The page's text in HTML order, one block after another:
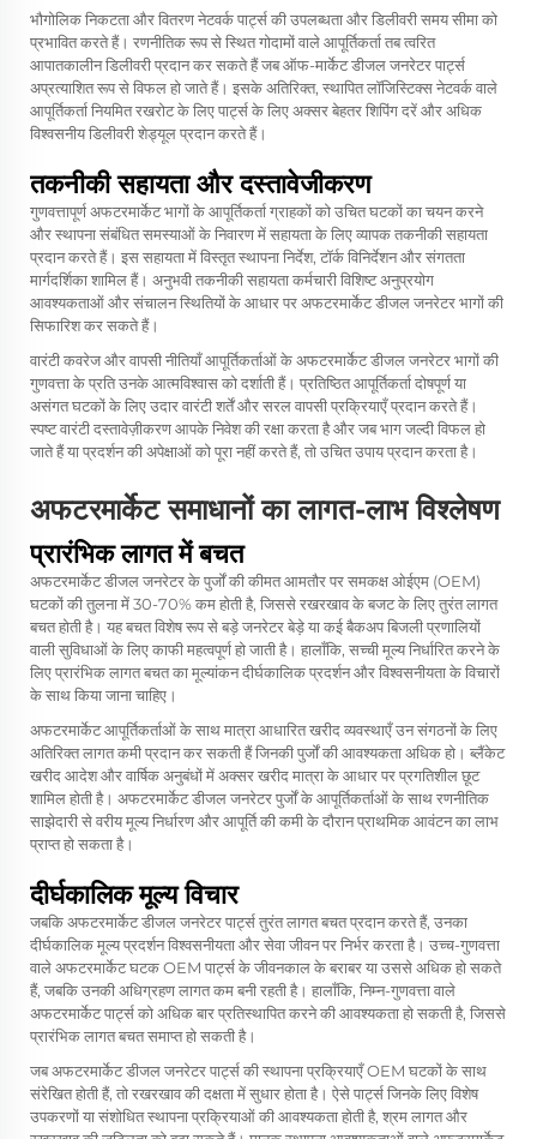
भौगोलिक निकटता और वितरण नेटवर्क पार्ट्स की उपलब्धता और डिलीवरी समय सीमा को
प्रभावित करते हैं। रणनीतिक रूप से स्थित गोदामों वाले आपूर्तिकर्ता तब त्वरित
आपातकालीन डिलीवरी प्रदान कर सकते हैं जब ऑफ-मार्केट डीजल जनरेटर पार्ट्स
अप्रत्याशित रूप से विफल हो जाते हैं। इसके अतिरिक्त, स्थापित लॉजिस्टिक्स नेटवर्क वाले
आपूर्तिकर्ता नियमित रखरोट के लिए पार्ट्स के लिए अक्सर बेहतर शिपिंग दरें और अधिक
विश्वसनीय डिलीवरी शेड्यूल प्रदान करते हैं।
तकनीकी सहायता और दस्तावेजीकरण
गुणवत्तापूर्ण अफटरमार्केट भागों के आपूर्तिकर्ता ग्राहकों को उचित घटकों का चयन करने
और स्थापना संबंधित समस्याओं के निवारण में सहायता के लिए व्यापक तकनीकी सहायता
प्रदान करते हैं। इस सहायता में विस्तृत स्थापना निर्देश, टॉर्क विनिर्देशन और संगतता
मार्गदर्शिका शामिल हैं। अनुभवी तकनीकी सहायता कर्मचारी विशिष्ट अनुप्रयोग
आवश्यकताओं और संचालन स्थितियों के आधार पर अफटरमार्केट डीजल जनरेटर भागों की
सिफारिश कर सकते हैं।
वारंटी कवरेज और वापसी नीतियाँ आपूर्तिकर्ताओं के अफटरमार्केट डीजल जनरेटर भागों की
गुणवत्ता के प्रति उनके आत्मविश्वास को दर्शाती हैं। प्रतिष्ठित आपूर्तिकर्ता दोषपूर्ण या
असंगत घटकों के लिए उदार वारंटी शर्तें और सरल वापसी प्रक्रियाएँ प्रदान करते हैं।
स्पष्ट वारंटी दस्तावेज़ीकरण आपके निवेश की रक्षा करता है और जब भाग जल्दी विफल हो
जाते हैं या प्रदर्शन की अपेक्षाओं को पूरा नहीं करते हैं, तो उचित उपाय प्रदान करता है।
अफटरमार्केट समाधानों का लागत-लाभ विश्लेषण
प्रारंभिक लागत में बचत
अफटरमार्केट डीजल जनरेटर के पुर्जों की कीमत आमतौर पर समकक्ष ओईएम (OEM)
घटकों की तुलना में 30-70% कम होती है, जिससे रखरखाव के बजट के लिए तुरंत लागत
बचत होती है। यह बचत विशेष रूप से बड़े जनरेटर बेड़े या कई बैकअप बिजली प्रणालियों
वाली सुविधाओं के लिए काफी महत्वपूर्ण हो जाती है। हालाँकि, सच्ची मूल्य निर्धारित करने के
लिए प्रारंभिक लागत बचत का मूल्यांकन दीर्घकालिक प्रदर्शन और विश्वसनीयता के विचारों
के साथ किया जाना चाहिए।
अफटरमार्केट आपूर्तिकर्ताओं के साथ मात्रा आधारित खरीद व्यवस्थाएँ उन संगठनों के लिए
अतिरिक्त लागत कमी प्रदान कर सकती हैं जिनकी पुर्जों की आवश्यकता अधिक हो। ब्लैंकेट
खरीद आदेश और वार्षिक अनुबंधों में अक्सर खरीद मात्रा के आधार पर प्रगतिशील छूट
शामिल होती है। अफटरमार्केट डीजल जनरेटर पुर्जों के आपूर्तिकर्ताओं के साथ रणनीतिक
साझेदारी से वरीय मूल्य निर्धारण और आपूर्ति की कमी के दौरान प्राथमिक आवंटन का लाभ
प्राप्त हो सकता है।
दीर्घकालिक मूल्य विचार
जबकि अफटरमार्केट डीजल जनरेटर पार्ट्स तुरंत लागत बचत प्रदान करते हैं, उनका
दीर्घकालिक मूल्य प्रदर्शन विश्वसनीयता और सेवा जीवन पर निर्भर करता है। उच्च-गुणवत्ता
वाले अफटरमार्केट घटक OEM पार्ट्स के जीवनकाल के बराबर या उससे अधिक हो सकते
हैं, जबकि उनकी अधिग्रहण लागत कम बनी रहती है। हालाँकि, निम्न-गुणवत्ता वाले
अफटरमार्केट पार्ट्स को अधिक बार प्रतिस्थापित करने की आवश्यकता हो सकती है, जिससे
प्रारंभिक लागत बचत समाप्त हो सकती है।
जब अफटरमार्केट डीजल जनरेटर पार्ट्स की स्थापना प्रक्रियाएँ OEM घटकों के साथ
संरेखित होती हैं, तो रखरखाव की दक्षता में सुधार होता है। ऐसे पार्ट्स जिनके लिए विशेष
उपकरणों या संशोधित स्थापना प्रक्रियाओं की आवश्यकता होती है, श्रम लागत और